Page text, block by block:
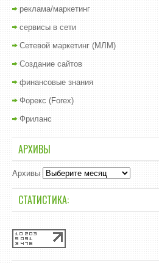
реклама/маркетинг
сервисы в сети
Сетевой маркетинг (МЛМ)
Создание сайтов
финансовые знания
Форекс (Forex)
Фриланс
АРХИВЫ
Архивы
СТАТИСТИКА: